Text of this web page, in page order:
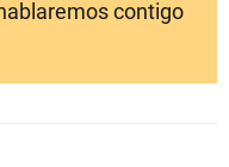
contigo